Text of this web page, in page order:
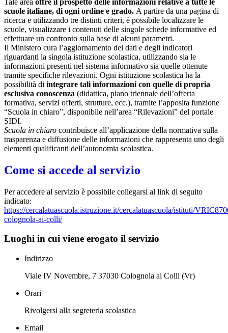
Tale area offre il prospetto delle informazioni relative a tutte le
scuole italiane, di ogni ordine e grado. A partire da una pagina di
ricerca e utilizzando tre distinti criteri, è possibile localizzare le
scuole, visualizzare i contenuti delle singole schede informative ed
effettuare un confronto sulla base di alcuni parametri.
Il Ministero cura l’aggiornamento dei dati e degli indicatori
riguardanti la singola istituzione scolastica, utilizzando sia le
informazioni presenti nel sistema informativo sia quelle ottenute
tramite specifiche rilevazioni. Ogni istituzione scolastica ha la
possibilità di integrare tali informazioni con quelle di propria
esclusiva conoscenza (didattica, piano triennale dell’offerta
formativa, servizi offerti, strutture, ecc.), tramite l’apposita funzione
“Scuola in chiaro”, disponibile nell’area “Rilevazioni” del portale
SIDI.
Scuola in chiaro contribuisce all’applicazione della normativa sulla
trasparenza e diffusione delle informazioni che rappresenta uno degli
elementi qualificanti dell’autonomia scolastica.
Come si accede al servizio
Per accedere al servizio è possibile collegarsi al link di seguito
indicato:
https://cercalatuascuola.istruzione.it/cercalatuascuola/istituti/
colognola-ai-colli/
Luoghi in cui viene erogato il servizio
Indirizzo
Viale IV Novembre, 7 37030 Colognola ai Colli (Vr)
Orari
Rivolgersi alla segreteria scolastica
Email